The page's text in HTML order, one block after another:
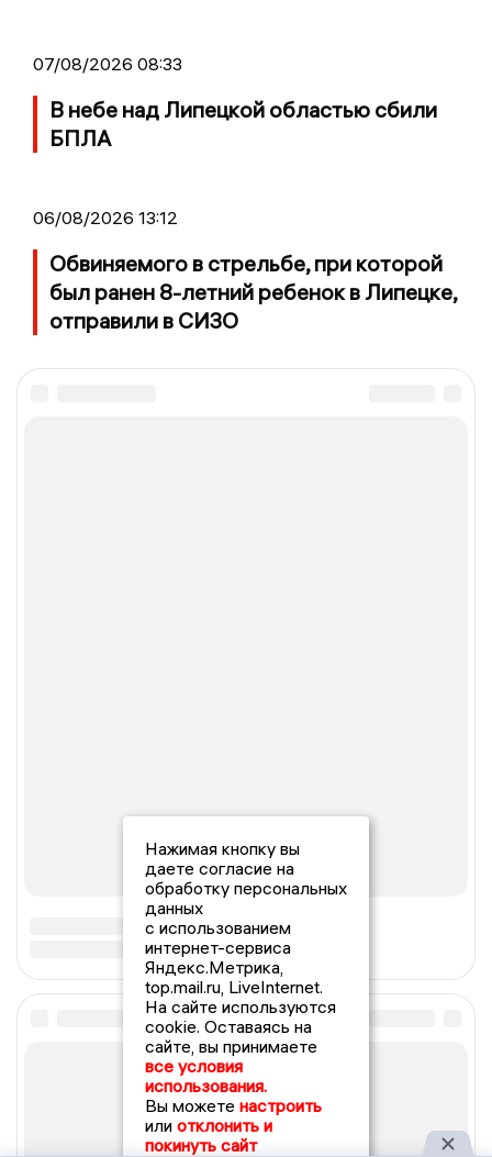
07/08/2026 08:33
В небе над Липецкой областью сбили
БПЛА
06/08/2026 13:12
Обвиняемого в стрельбе, при которой
был ранен 8-летний ребенок в Липецке,
отправили в СИЗО
Нажимая кнопку вы
даете согласие на
обработку персональных
данных
с использованием
интернет-сервиса
Яндекс.Метрика,
top.mail.ru, LiveInternet.
На сайте используются
cookie. Оставаясь на
сайте, вы принимаете
все условия
использования.
Вы можете настроить
или отклонить и
покинуть сайт